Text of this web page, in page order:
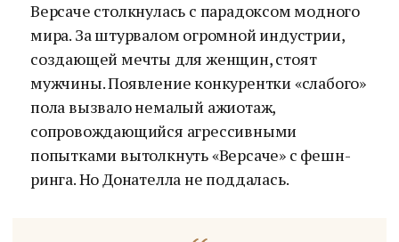
Версаче столкнулась с парадоксом модного
мира. За штурвалом огромной индустрии,
создающей мечты для женщин, стоят
мужчины. Появление конкурентки «слабого»
пола вызвало немалый ажиотаж,
сопровождающийся агрессивными
попытками вытолкнуть «Версаче» с фешн-
ринга. Но Донателла не поддалась.